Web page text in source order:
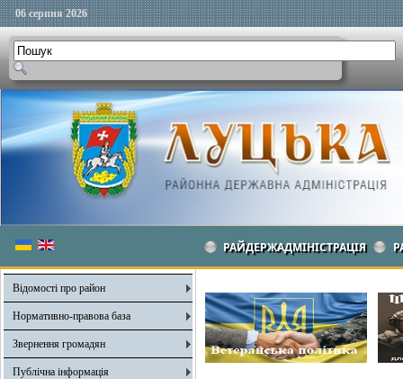
06 серпня 2026
РАЙДЕРЖАДМІНІСТРАЦІЯ
Відомості про район
Нормативно-правова база
Звернення громадян
Публічна інформація